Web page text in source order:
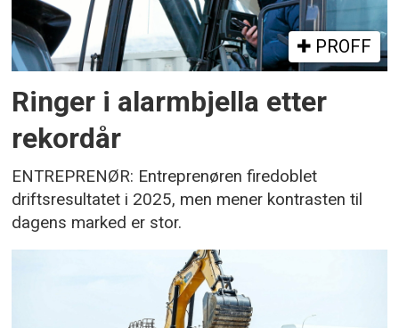
PROFF
Ringer i alarmbjella etter
rekordår
ENTREPRENØR: Entreprenøren firedoblet
driftsresultatet i 2025, men mener kontrasten til
dagens marked er stor.